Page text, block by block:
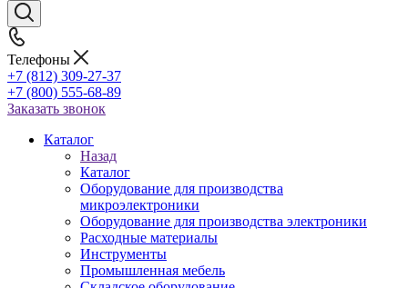
Телефоны
+7 (812) 309-27-37
+7 (800) 555-68-89
Заказать звонок
Каталог
Назад
Каталог
Оборудование для производства
микроэлектроники
Оборудование для производства электроники
Расходные материалы
Инструменты
Промышленная мебель